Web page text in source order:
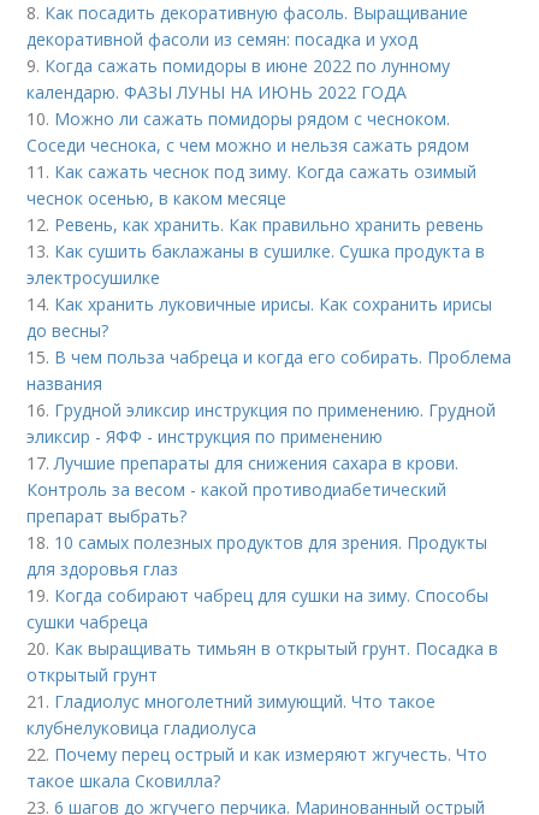
8. Как посадить декоративную фасоль. Выращивание
декоративной фасоли из семян: посадка и уход
9. Когда сажать помидоры в июне 2022 по лунному
календарю. ФАЗЫ ЛУНЫ НА ИЮНЬ 2022 ГОДА
10. Можно ли сажать помидоры рядом с чесноком.
Соседи чеснока, с чем можно и нельзя сажать рядом
11. Как сажать чеснок под зиму. Когда сажать озимый
чеснок осенью, в каком месяце
12. Ревень, как хранить. Как правильно хранить ревень
13. Как сушить баклажаны в сушилке. Сушка продукта в
электросушилке
14. Как хранить луковичные ирисы. Как сохранить ирисы
до весны?
15. В чем польза чабреца и когда его собирать. Проблема
названия
16. Грудной эликсир инструкция по применению. Грудной
эликсир - ЯФФ - инструкция по применению
17.Лучшие препараты для снижения сахара в крови.
Контроль за весом - какой противодиабетический
препарат выбрать?
18. 10 самых полезных продуктов для зрения. Продукты
для здоровья глаз
19. Когда собирают чабрец для сушки на зиму. Способы
сушки чабреца
20. Как выращивать тимьян в открытый грунт. Посадка в
открытый грунт
21. Гладиолус многолетний зимующий. Что такое
клубнелуковица гладиолуса
22. Почему перец острый и как измеряют жгучесть. Что
такое шкала Сковилла?
23.6 шагов до жгучего перчика. Маринованный острый